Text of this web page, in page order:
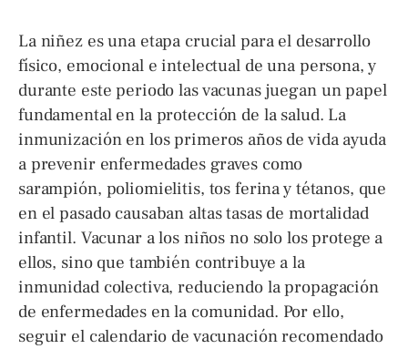
La niñez es una etapa crucial para el desarrollo
físico, emocional e intelectual de una persona, y
durante este periodo las vacunas juegan un papel
fundamental en la protección de la salud. La
inmunización en los primeros años de vida ayuda
a prevenir enfermedades graves como
sarampión, poliomielitis, tos ferina y tétanos, que
en el pasado causaban altas tasas de mortalidad
infantil. Vacunar a los niños no solo los protege a
ellos, sino que también contribuye a la
inmunidad colectiva, reduciendo la propagación
de enfermedades en la comunidad. Por ello,
seguir el calendario de vacunación recomendado